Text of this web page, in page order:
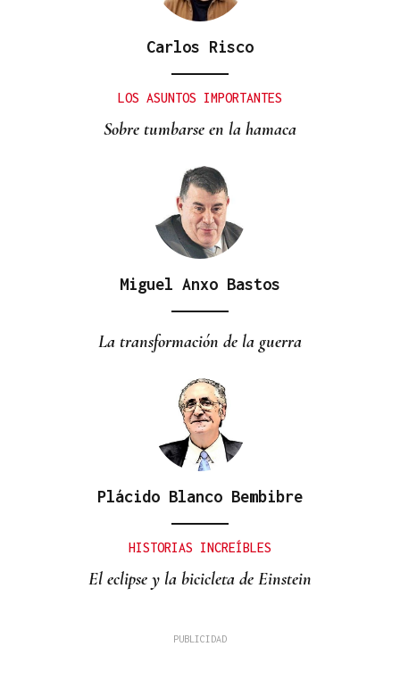
SpaceX baja un 12% en bolsa al disparar su gasto
Carlos Risco
LOS ASUNTOS IMPORTANTES
Sobre tumbarse en la hamaca
Miguel Anxo Bastos
La transformación de la guerra
Plácido Blanco Bembibre
HISTORIAS INCREÍBLES
El eclipse y la bicicleta de Einstein